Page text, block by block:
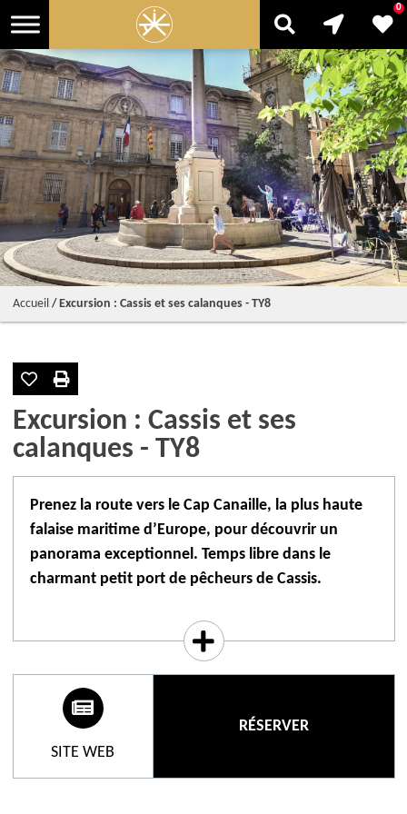
0
Accueil/ Excursion : Cassis et ses calanques - TY8
Excursion : Cassis et ses
calanques - TY8
Prenez la route vers le Cap Canaille, la plus haute
falaise maritime d’Europe, pour découvrir un
panorama exceptionnel. Temps libre dans le
charmant petit port de pêcheurs de Cassis.
Embarquez pour une croisière* d'une heure dans les
calanques pour admirer ses étroits vallons aux bords
escarpés, en partie submergés par les eaux turquoise
de la Méditerranée (tickets non inclus).
*Selon conditions météo.
SITE WEB
RÉSERVER